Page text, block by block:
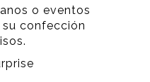
o eventos
confección